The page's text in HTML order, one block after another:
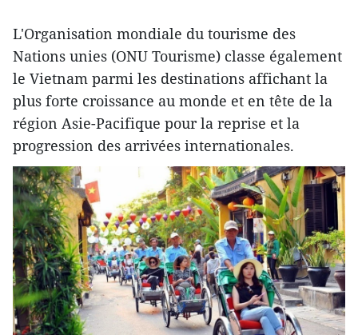
L'Organisation mondiale du tourisme des
Nations unies (ONU Tourisme) classe également
le Vietnam parmi les destinations affichant la
plus forte croissance au monde et en tête de la
région Asie-Pacifique pour la reprise et la
progression des arrivées internationales.